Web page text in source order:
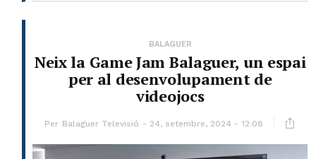
BALAGUER
Neix la Game Jam Balaguer, un espai
per al desenvolupament de
videojocs
Per Balaguer Televisió 24, setembre, 2024 - 12:08